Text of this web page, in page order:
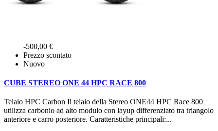
-500,00 €
Prezzo scontato
Nuovo
CUBE STEREO ONE 44 HPC RACE 800
Telaio HPC Carbon Il telaio della Stereo ONE44 HPC Race 800
utilizza carbonio ad alto modulo con layup differenziato tra triangolo
anteriore e carro posteriore. Caratteristiche principali:...